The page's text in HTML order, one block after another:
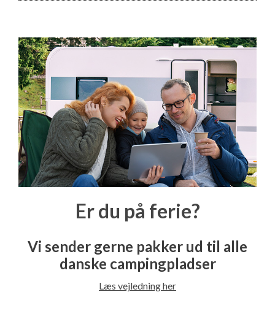
Er du på ferie?
Vi sender gerne pakker ud til alle
danske campingpladser
Læs vejledning her